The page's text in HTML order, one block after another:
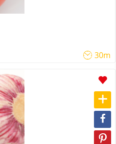
30m